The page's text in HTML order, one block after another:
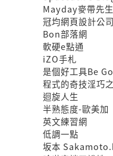
Mayday麥帶先生
冠均網頁設計公司
Bon部落網
軟硬e點通
iZO手札
是個好工具Be
程式的奇技淫巧
迴旋人生
半熟態度-歐美加
英文練習網
低調一點
坂本